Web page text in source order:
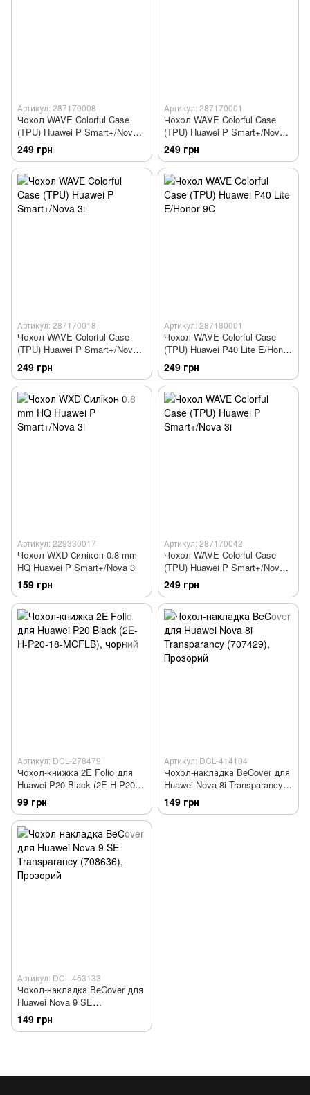
Артикул: 287170008
Чохол WAVE Colorful Case
(TPU) Huawei P Smart+/Nova
3i
249 грн
Артикул: 287170001
Чохол WAVE Colorful Case
(TPU) Huawei P Smart+/Nova
3i
249 грн
Артикул: 287170018
Чохол WAVE Colorful Case
(TPU) Huawei P Smart+/Nova
3i
249 грн
Артикул: 287180001
Чохол WAVE Colorful Case
(TPU) Huawei P40 Lite E/Honor
9C
249 грн
Артикул: 229330017
Чохол WXD Силікон 0.8 mm
HQ Huawei P Smart+/Nova 3i
159 грн
Артикул: 287170042
Чохол WAVE Colorful Case
(TPU) Huawei P Smart+/Nova
3i
249 грн
Артикул: DCL-278479
Чохол-книжка 2E Folio для
Huawei P20 Black (2E-H-P20-
18-MCFLB)
99 грн
Артикул: DCL-414104
Чохол-накладка BeCover для
Huawei Nova 8i Transparancy
(707429)
149 грн
Артикул: DCL-453133
Чохол-накладка BeCover для
Huawei Nova 9 SE
Transparancy (708636)
149 грн